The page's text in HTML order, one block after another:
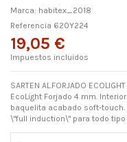
Marca: habitex_2018
Referencia 620Y224
19,05 €
Impuestos incluidos
SARTEN AL.FORJADO
EcoLight Forjado 4 mm.
baquelita acabado soft-touch.
\"full induction\" para todo